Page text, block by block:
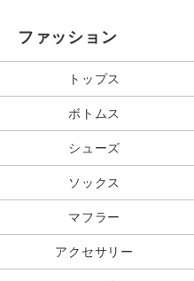
ファッション
トップス
ボトムス
シューズ
ソックス
マフラー
アクセサリー